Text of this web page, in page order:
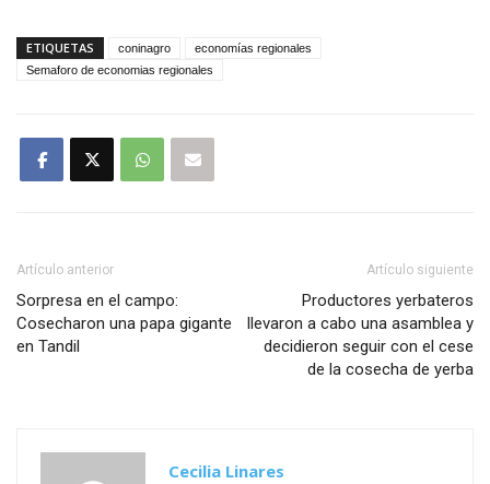
ETIQUETAS coninagro
economías regionales
Semaforo de economias regionales
Artículo anterior
Sorpresa en el campo:
Cosecharon una papa gigante
en Tandil
Artículo siguiente
Productores yerbateros
llevaron a cabo una asamblea y
decidieron seguir con el cese
de la cosecha de yerba
Cecilia Linares